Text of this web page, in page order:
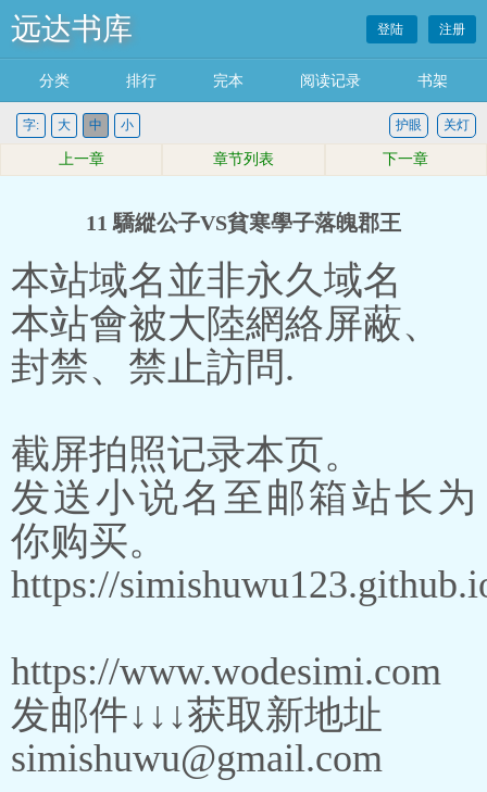
远达书库 登陆 注册
分类 排行 完本 阅读记录 书架
字: 大 中 小 关灯
护眼
上一章 章节列表 下一章
11 驕縱公子VS貧寒學子落魄郡王
本站域名並非永久域名
本站會被大陸網絡屏蔽、
封禁、禁止訪問.
截屏拍照记录本页。
发送小说名至邮箱站长为
你购买。
https://
https://www.wodesimi.com
发邮件↓↓↓获取新地址
simishuwu@gmail.com